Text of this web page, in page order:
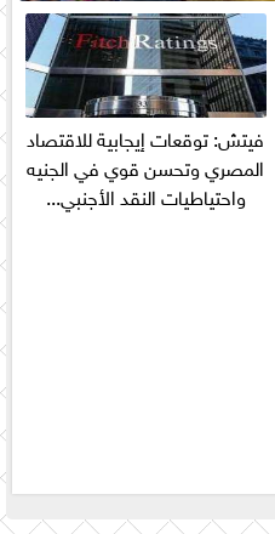
فيتش: توقعات إيجابية للاقتصاد
المصري وتحسن قوي في الجنيه
واحتياطيات النقد الأجنبي...